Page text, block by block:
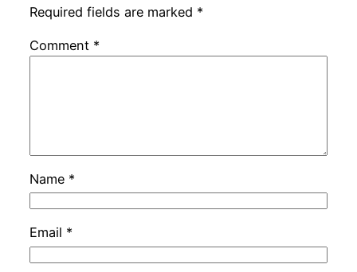
Required fields are marked *
Comment *
Name *
Email *